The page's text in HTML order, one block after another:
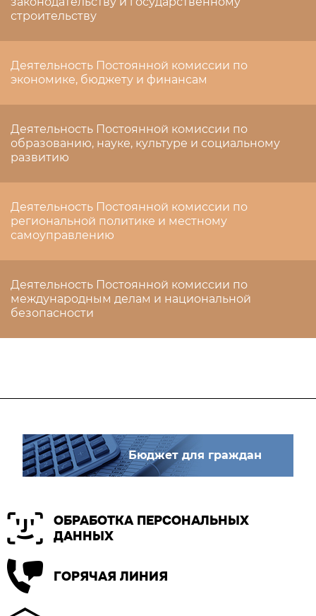
строительству
Деятельность Постоянной комиссии по
экономике, бюджету и финансам
Деятельность Постоянной комиссии по
образованию, науке, культуре и социальному
развитию
Деятельность Постоянной комиссии по
региональной политике и местному
самоуправлению
Деятельность Постоянной комиссии по
международным делам и национальной
безопасности
Бюджет для граждан
ОБРАБОТКА ПЕРСОНАЛЬНЫХ
ДАННЫХ
ГОРЯЧАЯ ЛИНИЯ